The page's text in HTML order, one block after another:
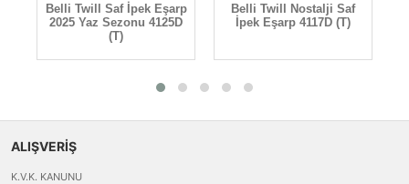
Belli Twill Saf İpek Eşarp
2025 Yaz Sezonu 4125D
(T)
Belli Twill Nostalji Saf
İpek Eşarp 4117D (T)
ALIŞVERİŞ
K.V.K. KANUNU